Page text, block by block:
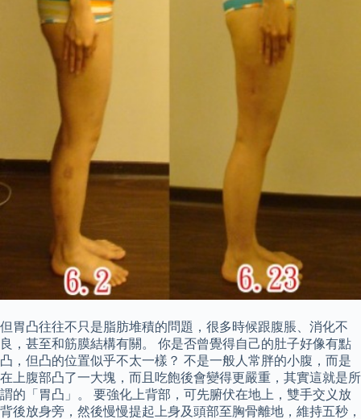
但胃凸往往不只是脂肪堆積的問題，很多時候跟腹脹、消化不
良，甚至和筋膜結構有關。 你是否曾覺得自己的肚子好像有點
凸，但凸的位置似乎不太一樣？ 不是一般人常胖的小腹，而是
在上腹部凸了一大塊，而且吃飽後會變得更嚴重，其實這就是所
謂的「胃凸」。 要強化上背部，可先腑伏在地上，雙手交义放
背後放身旁，然後慢慢提起上身及頭部至胸骨離地，維持五秒，